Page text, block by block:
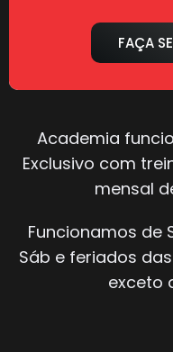
FAÇA
Academia
Exclusivo com
mensal
Funcionamos de
Sáb e feriados das
exceto